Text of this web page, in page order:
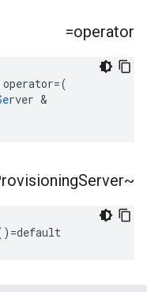
operator=
operator=(
rver &
~Service
Server